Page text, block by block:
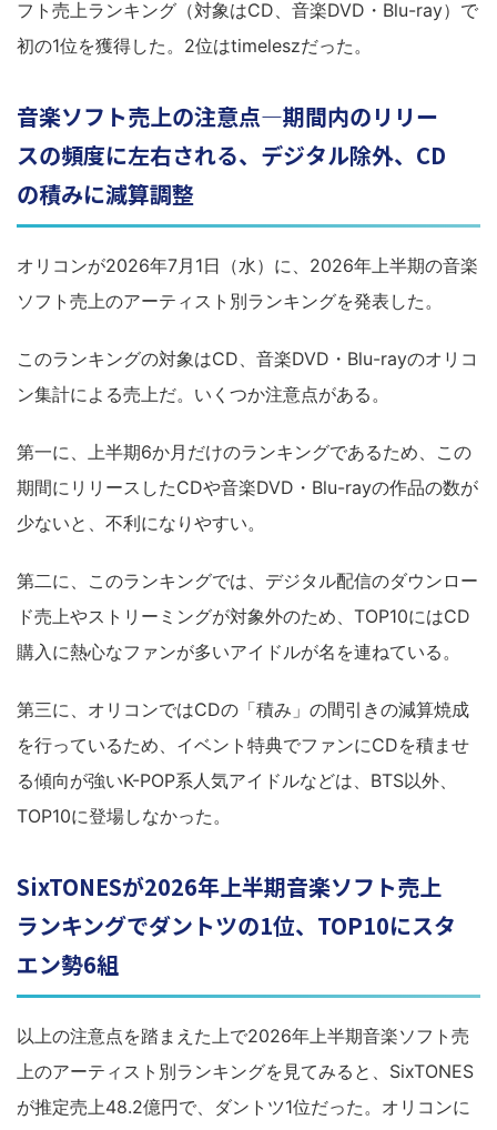
フト売上ランキング（対象はCD、音楽DVD・Blu-ray）で
初の1位を獲得した。2位はtimeleszだった。
音楽ソフト売上の注意点―期間内のリリー
スの頻度に左右される、デジタル除外、CD
の積みに減算調整
オリコンが2026年7月1日（水）に、2026年上半期の音楽
ソフト売上のアーティスト別ランキングを発表した。
このランキングの対象はCD、音楽DVD・Blu-rayのオリコ
ン集計による売上だ。いくつか注意点がある。
第一に、上半期6か月だけのランキングであるため、この
期間にリリースしたCDや音楽DVD・Blu-rayの作品の数が
少ないと、不利になりやすい。
第二に、このランキングでは、デジタル配信のダウンロー
ド売上やストリーミングが対象外のため、TOP10にはCD
購入に熱心なファンが多いアイドルが名を連ねている。
第三に、オリコンではCDの「積み」の間引きの減算焼成
を行っているため、イベント特典でファンにCDを積ませ
る傾向が強いK-POP系人気アイドルなどは、BTS以外、
TOP10に登場しなかった。
SixTONESが2026年上半期音楽ソフト売上
ランキングでダントツの1位、TOP10にスタ
エン勢6組
以上の注意点を踏まえた上で2026年上半期音楽ソフト売
上のアーティスト別ランキングを見てみると、SixTONES
が推定売上48.2億円で、ダントツ1位だった。オリコンに